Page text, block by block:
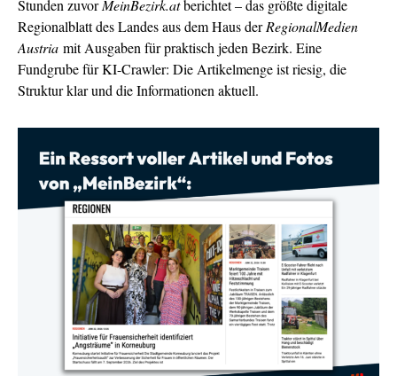
Stunden zuvorMeinBezirk.atberichtet – das größte digitale
Regionalblatt des Landes aus dem Haus derRegionalMedien
Austria mit Ausgaben für praktisch jeden Bezirk. Eine
Fundgrube für KI-Crawler: Die Artikelmenge ist riesig, die
Struktur klar und die Informationen aktuell.